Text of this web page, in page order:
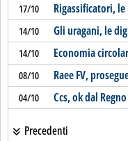
17/10 Rigassificatori,
14/10 Gli uragani, le
14/10 Economia
08/10 Raee FV,
04/10 Ccs, ok dal
Precedenti